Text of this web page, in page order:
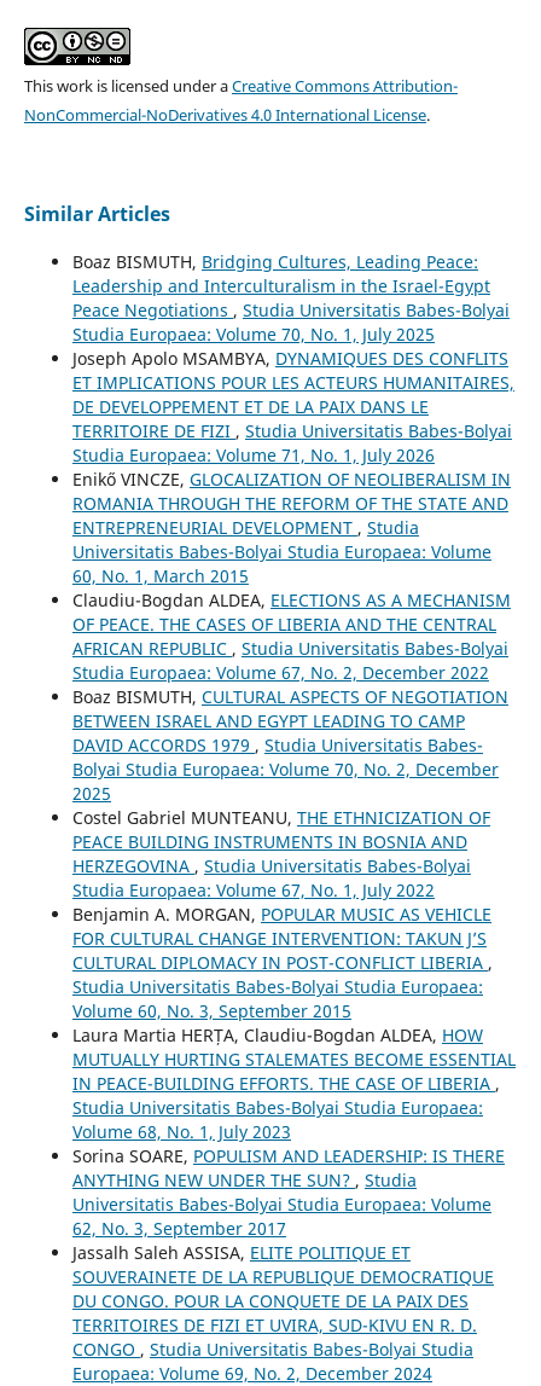
This work is licensed under aCreative Commons Attribution-
NonCommercial-NoDerivatives 4.0 International License.
Similar Articles
Boaz BISMUTH, Bridging Cultures, Leading Peace:
Leadership and Interculturalism in the Israel-Egypt
Peace Negotiations , Studia Universitatis Babes-Bolyai
Studia Europaea: Volume 70, No. 1, July 2025
Joseph Apolo MSAMBYA, DYNAMIQUES DES CONFLITS
ET IMPLICATIONS POUR LES ACTEURS HUMANITAIRES,
DE DEVELOPPEMENT ET DE LA PAIX DANS LE
TERRITOIRE DE FIZI , Studia Universitatis Babes-Bolyai
Studia Europaea: Volume 71, No. 1, July 2026
Enikő VINCZE, GLOCALIZATION OF NEOLIBERALISM IN
ROMANIA THROUGH THE REFORM OF THE STATE AND
ENTREPRENEURIAL DEVELOPMENT , Studia
Universitatis Babes-Bolyai Studia Europaea: Volume
60, No. 1, March 2015
Claudiu-Bogdan ALDEA, ELECTIONS AS A MECHANISM
OF PEACE. THE CASES OF LIBERIA AND THE CENTRAL
AFRICAN REPUBLIC , Studia Universitatis Babes-Bolyai
Studia Europaea: Volume 67, No. 2, December 2022
Boaz BISMUTH, CULTURAL ASPECTS OF NEGOTIATION
BETWEEN ISRAEL AND EGYPT LEADING TO CAMP
DAVID ACCORDS 1979 , Studia Universitatis Babes-
Bolyai Studia Europaea: Volume 70, No. 2, December
2025
Costel Gabriel MUNTEANU, THE ETHNICIZATION OF
PEACE BUILDING INSTRUMENTS IN BOSNIA AND
HERZEGOVINA , Studia Universitatis Babes-Bolyai
Studia Europaea: Volume 67, No. 1, July 2022
Benjamin A. MORGAN, POPULAR MUSIC AS VEHICLE
FOR CULTURAL CHANGE INTERVENTION: TAKUN J’S
CULTURAL DIPLOMACY IN POST-CONFLICT LIBERIA ,
Studia Universitatis Babes-Bolyai Studia Europaea:
Volume 60, No. 3, September 2015
Laura Martia HERȚA, Claudiu-Bogdan ALDEA, HOW
MUTUALLY HURTING STALEMATES BECOME ESSENTIAL
IN PEACE-BUILDING EFFORTS. THE CASE OF LIBERIA ,
Studia Universitatis Babes-Bolyai Studia Europaea:
Volume 68, No. 1, July 2023
Sorina SOARE, POPULISM AND LEADERSHIP: IS THERE
ANYTHING NEW UNDER THE SUN? , Studia
Universitatis Babes-Bolyai Studia Europaea: Volume
62, No. 3, September 2017
Jassalh Saleh ASSISA, ELITE POLITIQUE ET
SOUVERAINETE DE LA REPUBLIQUE DEMOCRATIQUE
DU CONGO. POUR LA CONQUETE DE LA PAIX DES
TERRITOIRES DE FIZI ET UVIRA, SUD-KIVU EN R. D.
CONGO , Studia Universitatis Babes-Bolyai Studia
Europaea: Volume 69, No. 2, December 2024